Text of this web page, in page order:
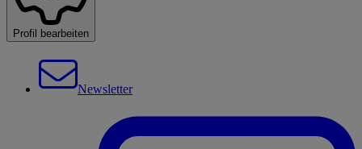
Profil bearbeiten
Newsletter